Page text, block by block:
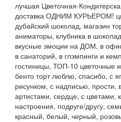
лучшая Цветочная-
доставка ОДНИМ КУРЬЕРОМ!
дубайский шоколад, магазин
аниматоры, клубника в
вкусные эмоции на ДОМ, в
в санаторий, в глэмпинги и
гостиницы, ТОП-10 цветочные
бенто торт люблю, спасибо, с
рисунком, с надписью, прости,
артистами, сердце, с цветами,
настроения, подруге/другу,
красный, белый, черный,